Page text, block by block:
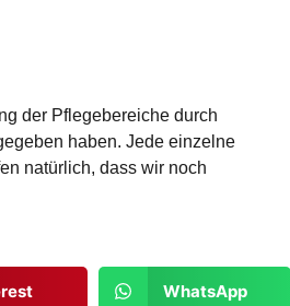
der Pflegebereiche durch
haben. Jede einzelne
natürlich, dass wir noch
WhatsApp